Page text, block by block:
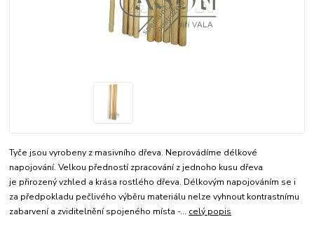
Tyče jsou vyrobeny z masivního dřeva. Neprovádíme délkové
napojování. Velkou předností zpracování z jednoho kusu dřeva
je přirozený vzhled a krása rostlého dřeva. Délkovým napojováním se i
za předpokladu pečlivého výběru materiálu nelze vyhnout kontrastnímu
zabarvení a zviditelnění spojeného místa -... celý popis